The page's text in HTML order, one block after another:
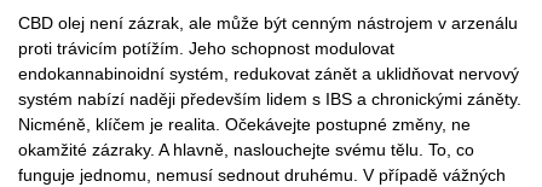
CBD olej není zázrak, ale může být cenným nástrojem v arzenálu
proti trávicím potížím. Jeho schopnost modulovat
endokannabinoidní systém, redukovat zánět a uklidňovat nervový
systém nabízí naději především lidem s IBS a chronickými záněty.
Nicméně, klíčem je realita. Očekávejte postupné změny, ne
okamžité zázraky. A hlavně, naslouchejte svému tělu. To, co
funguje jednomu, nemusí sednout druhému. V případě vážných